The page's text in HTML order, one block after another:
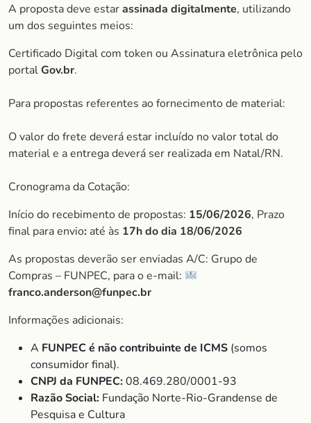
A proposta deve estarassinada digitalmente, utilizando
um dos seguintes meios:
Certificado Digital com token ou Assinatura eletrônica pelo
portalGov.br.
Para propostas referentes ao fornecimento de material:
O valor do frete deverá estar incluído no valor total do
material e a entrega deverá ser realizada em Natal/RN.
Cronograma da Cotação:
Início do recebimento de propostas: 15/06/2026, Prazo
final para envio: até às 17h do dia 18/06/2026
As propostas deverão ser enviadas A/C: Grupo de
Compras – FUNPEC, para o e-mail:
franco.anderson@funpec.br
Informações adicionais:
A FUNPEC é não contribuinte de ICMS (somos
consumidor final).
CNPJ da FUNPEC:08.469.280/0001-93
Razão Social: Fundação Norte-Rio-Grandense de
Pesquisa e Cultura